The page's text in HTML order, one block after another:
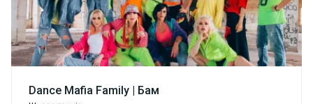
Dance Mafia Family | Бам